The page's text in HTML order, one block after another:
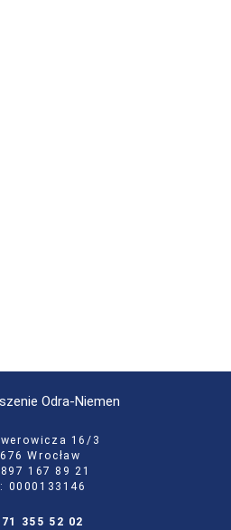
Odra-Niemen
16/3
Wrocław
167 89 21
0000133146
71 355 52 02